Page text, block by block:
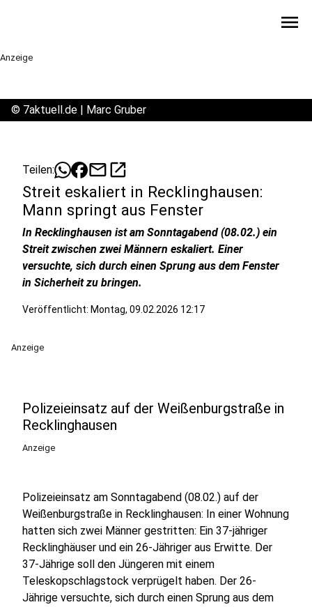
menu
Anzeige
© 7aktuell.de | Marc Gruber
Teilen: mailopen_in_new
Streit eskaliert in Recklinghausen:
Mann springt aus Fenster
In Recklinghausen ist am Sonntagabend (08.02.) ein
Streit zwischen zwei Männern eskaliert. Einer
versuchte, sich durch einen Sprung aus dem Fenster
in Sicherheit zu bringen.
Veröffentlicht: Montag, 09.02.2026 12:17
Anzeige
Polizeieinsatz auf der Weißenburgstraße in
Recklinghausen
Anzeige
Polizeieinsatz am Sonntagabend (08.02.) auf der
Weißenburgstraße in Recklinghausen: In einer Wohnung
hatten sich zwei Männer gestritten: Ein 37-jähriger
Recklinghäuser und ein 26-Jähriger aus Erwitte. Der
37-Jährige soll den Jüngeren mit einem
Teleskopschlagstock verprügelt haben. Der 26-
Jährige versuchte, sich durch einen Sprung aus dem